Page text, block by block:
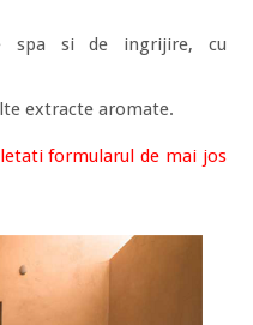
spa si de ingrijire, cu
extracte aromate.
formularul de mai jos